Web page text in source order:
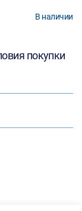
В наличии
покупки